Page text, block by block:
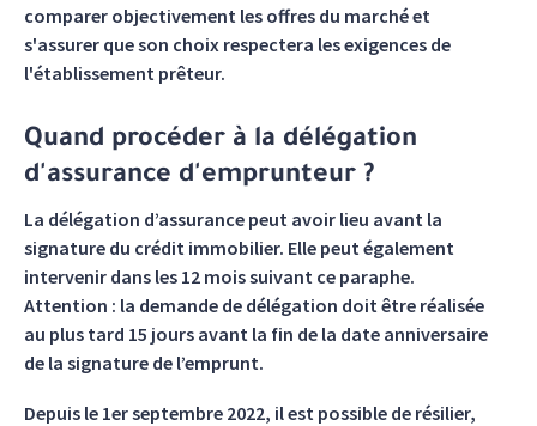
comparer objectivement les offres du marché et
s'assurer que son choix respectera les exigences de
l'établissement prêteur.
Quand procéder à la délégation
d'assurance d'emprunteur ?
La délégation d’assurance peut avoir lieu avant la
signature du crédit immobilier. Elle peut également
intervenir dans les 12 mois suivant ce paraphe.
Attention : la demande de délégation doit être réalisée
au plus tard 15 jours avant la fin de la date anniversaire
de la signature de l’emprunt.
Depuis le 1er septembre 2022, il est possible de résilier,